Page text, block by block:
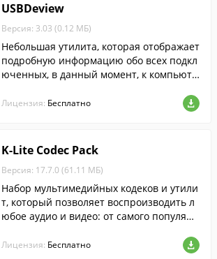
USBDeview
Версия: 3.03 (0.12 МБ)
Небольшая утилита, которая отображает
подробную информацию обо всех подкл
юченных, в данный момент, к компьюте
Лицензия: Бесплатно
K-Lite Codec Pack
Версия: 17.7.0 (61.11 МБ)
Набор мультимедийных кодеков и утили
т, который позволяет воспроизводить л
юбое аудио и видео: от самого популярн
Лицензия: Бесплатно